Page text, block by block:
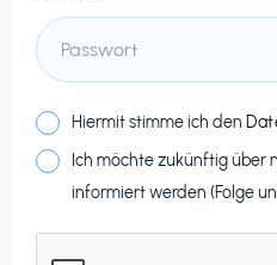
Hiermit stimme ich den
Ich möchte zukünftig über
informiert werden (Folge